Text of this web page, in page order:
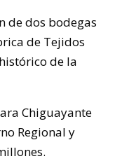
de dos bodegas
de Tejidos
de la
Chiguayante
Regional y